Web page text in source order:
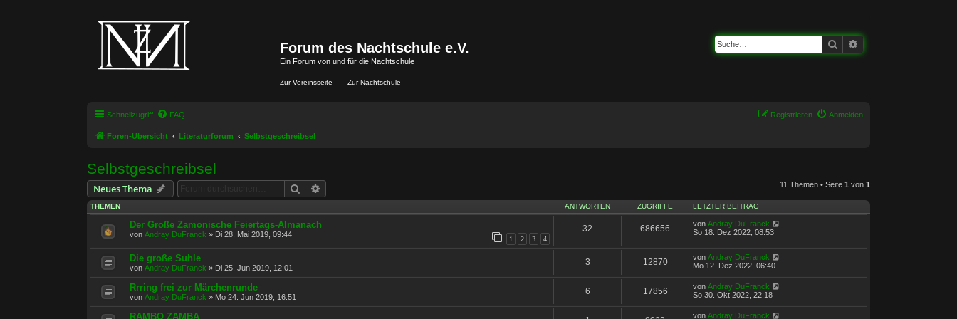
Forum des Nachtschule e.V.
Ein Forum von und für die Nachtschule
Zur Vereinsseite Zur Nachtschule
Suche
Schnellzugriff FAQ Anmelden
Registrieren
Foren-Übersicht Literaturforum Selbstgeschreibsel
Selbstgeschreibsel
Neues Thema Suche 11 Themen • Seite 1 von 1
THEMEN ANTWORTEN ZUGRIFFE LETZTER BEITRAG
Der Große Zamonische Feiertags-Almanach
von Andray DuFranck » Di 28. Mai 2019, 09:44 1 2 3 4
32 686656 von Andray DuFranck
So 18. Dez 2022, 08:53
Die große Suhle
von Andray DuFranck » Di 25. Jun 2019, 12:01
3 12870 von Andray DuFranck
Mo 12. Dez 2022, 06:40
Rrring frei zur Märchenrunde
von Andray DuFranck » Mo 24. Jun 2019, 16:51
6 17856 von Andray DuFranck
So 30. Okt 2022, 22:18
RAMBO ZAMBA von Andray DuFranck